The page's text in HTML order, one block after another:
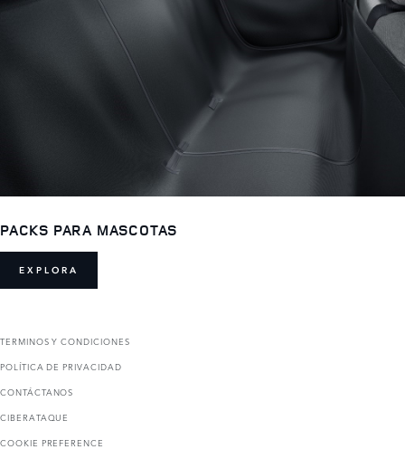
PACKS PARA MASCOTAS
EXPLORA
TERMINOS Y CONDICIONES
POLÍTICA DE PRIVACIDAD
CONTÁCTANOS
CIBERATAQUE
COOKIE PREFERENCE